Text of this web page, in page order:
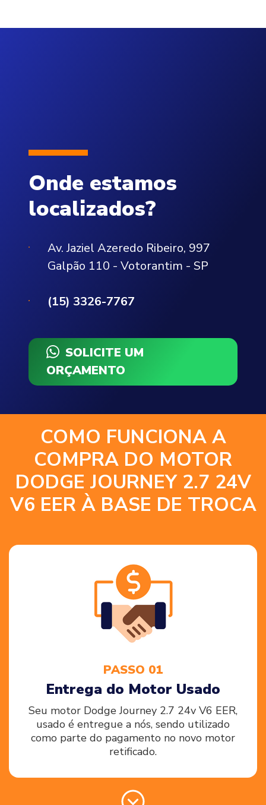
Onde estamos
localizados?
Av. Jaziel Azeredo Ribeiro, 997
Galpão 110 - Votorantim - SP
(15) 3326-7767
SOLICITE UM
ORÇAMENTO
COMO FUNCIONA A
COMPRA DO MOTOR
DODGE JOURNEY 2.7 24V
V6 EER À BASE DE TROCA
PASSO 01
Entrega do Motor Usado
Seu motor Dodge Journey 2.7 24v V6 EER,
usado é entregue a nós, sendo utilizado
como parte do pagamento no novo motor
retificado.